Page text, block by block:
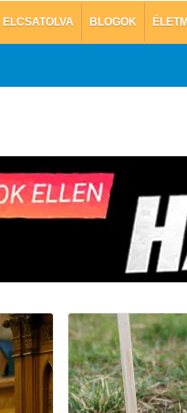
ELCSATOLVA BLOGOK